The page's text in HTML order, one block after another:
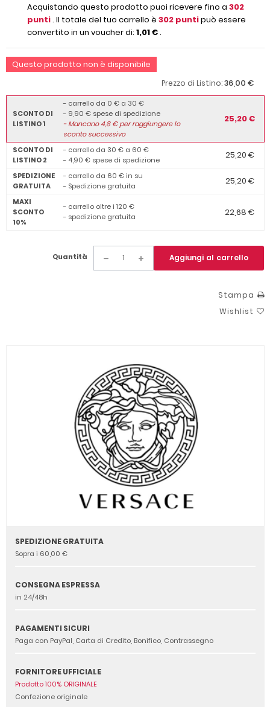
Acquistando questo prodotto puoi ricevere fino a 302
punti. Il totale del tuo carrello è 302 puntipuò essere
convertito in un voucher di: 1,01 €.
Questo prodotto non è disponibile
Prezzo di Listino:36,00 €
SCONTO DI
LISTINO 1
- carrello da 0 € a 30 €
- 9,90 € spese di spedizione
-Mancano4,8€ per raggiungere lo
sconto successivo
25,20 €
SCONTO DI
LISTINO 2
- carrello da 30 € a 60 €
- 4,90 € spese di spedizione
25,20 €
SPEDIZIONE
GRATUITA
- carrello da 60 € in su
- Spedizione gratuita
25,20 €
MAXI
SCONTO
10%
- carrello oltre i 120 €
- spedizione gratuita
22,68 €
Quantità Aggiungi al carrello
Stampa
Wishlist
SPEDIZIONE GRATUITA
Sopra i 60,00 €
CONSEGNA ESPRESSA
in 24/48h
PAGAMENTI SICURI
Paga con PayPal, Carta di Credito, Bonifico, Contrassegno
FORNITORE UFFICIALE
Prodotto 100% ORIGINALE
Confezione originale